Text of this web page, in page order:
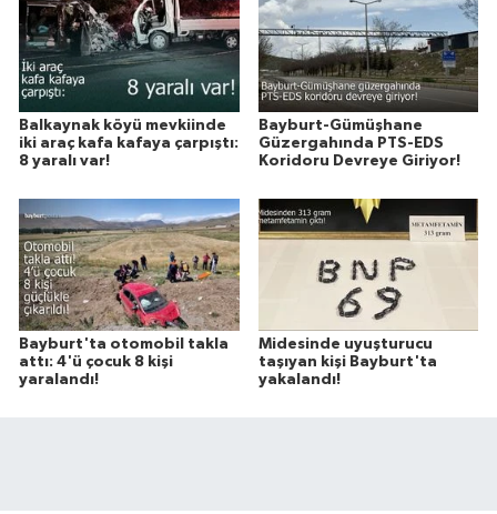
Balkaynak köyü mevkiinde
iki araç kafa kafaya çarpıştı:
8 yaralı var!
Bayburt-Gümüşhane
Güzergahında PTS-EDS
Koridoru Devreye Giriyor!
Bayburt'ta otomobil takla
attı: 4'ü çocuk 8 kişi
yaralandı!
Midesinde uyuşturucu
taşıyan kişi Bayburt'ta
yakalandı!